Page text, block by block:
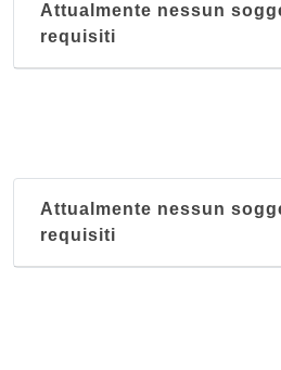
Attualmente nessun
requisiti
Attualmente nessun
requisiti